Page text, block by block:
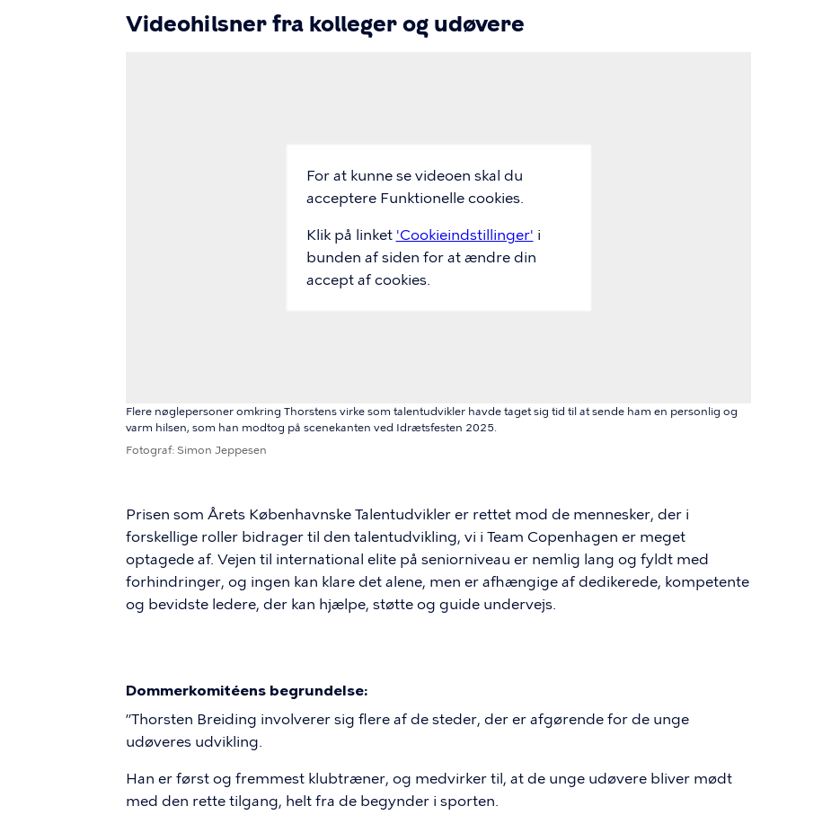
Videohilsner fra kolleger og udøvere
For at kunne se videoen skal du
acceptere Funktionelle cookies.
Klik på linket 'Cookieindstillinger' i
bunden af siden for at ændre din
accept af cookies.
Flere nøglepersoner omkring Thorstens virke som talentudvikler havde taget sig tid til at sende ham en personlig og
varm hilsen, som han modtog på scenekanten ved Idrætsfesten 2025.
Fotograf Simon Jeppesen
Prisen som Årets Københavnske Talentudvikler er rettet mod de mennesker, der i
forskellige roller bidrager til den talentudvikling, vi i Team Copenhagen er meget
optagede af. Vejen til international elite på seniorniveau er nemlig lang og fyldt med
forhindringer, og ingen kan klare det alene, men er afhængige af dedikerede, kompetente
og bevidste ledere, der kan hjælpe, støtte og guide undervejs.
Dommerkomitéens begrundelse:
”Thorsten Breiding involverer sig flere af de steder, der er afgørende for de unge
udøveres udvikling.
Han er først og fremmest klubtræner, og medvirker til, at de unge udøvere bliver mødt
med den rette tilgang, helt fra de begynder i sporten.